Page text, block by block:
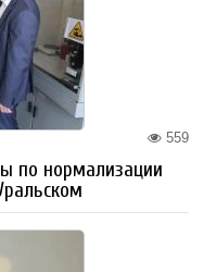
559
по нормализации